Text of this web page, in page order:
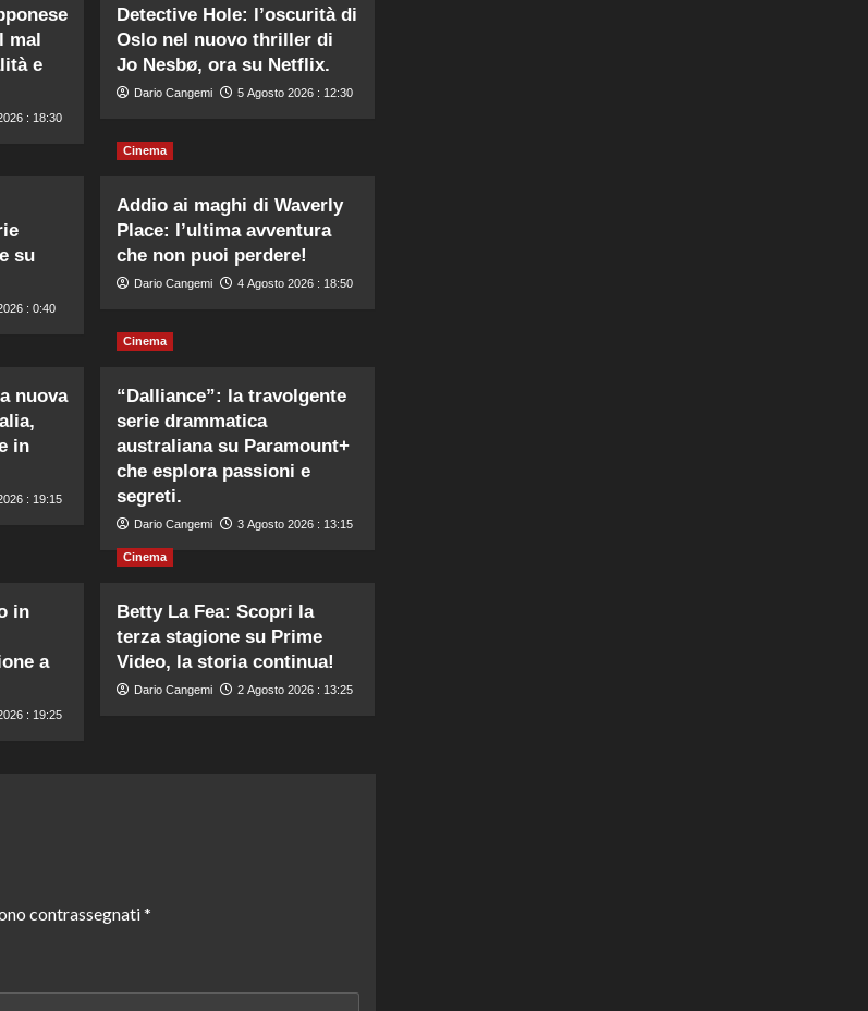
mal
e
: 18:30
Detective Hole: l’oscurità di
Oslo nel nuovo thriller di
Jo Nesbø, ora su Netflix.
Dario Cangemi 5 Agosto 2026 : 12:30
su
: 0:40
Cinema
Addio ai maghi di Waverly
Place: l’ultima avventura
che non puoi perdere!
Dario Cangemi 4 Agosto 2026 : 18:50
nuova
in
: 19:15
Cinema
“Dalliance”: la travolgente
serie drammatica
australiana su Paramount+
che esplora passioni e
segreti.
Dario Cangemi 3 Agosto 2026 : 13:15
in
a
: 19:25
Cinema
Betty La Fea: Scopri la
terza stagione su Prime
Video, la storia continua!
Dario Cangemi 2 Agosto 2026 : 13:25
contrassegnati*